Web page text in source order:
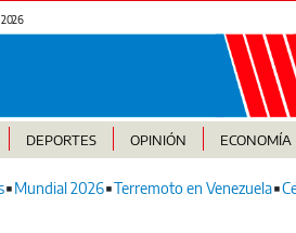
2026
DEPORTES OPINIÓN ECONOMÍA
Mundial 2026 Terremoto en Venezuela